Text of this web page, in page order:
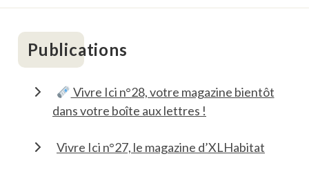
Publications
Vivre Ici n°28, votre magazine bientôt
dans votre boîte aux lettres !
Vivre Ici n°27, le magazine d’XLHabitat